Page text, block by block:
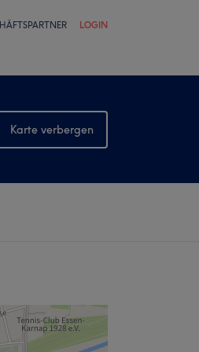
LOGIN
Karte verbergen
Karte anzeigen